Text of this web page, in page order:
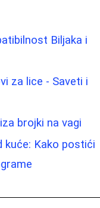
Biljaka i
za lice - Saveti i
brojki na vagi
kuće: Kako postići